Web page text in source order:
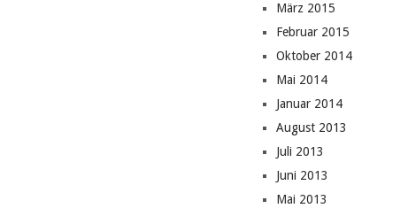
März 2015
Februar 2015
Oktober 2014
Mai 2014
Januar 2014
August 2013
Juli 2013
Juni 2013
Mai 2013